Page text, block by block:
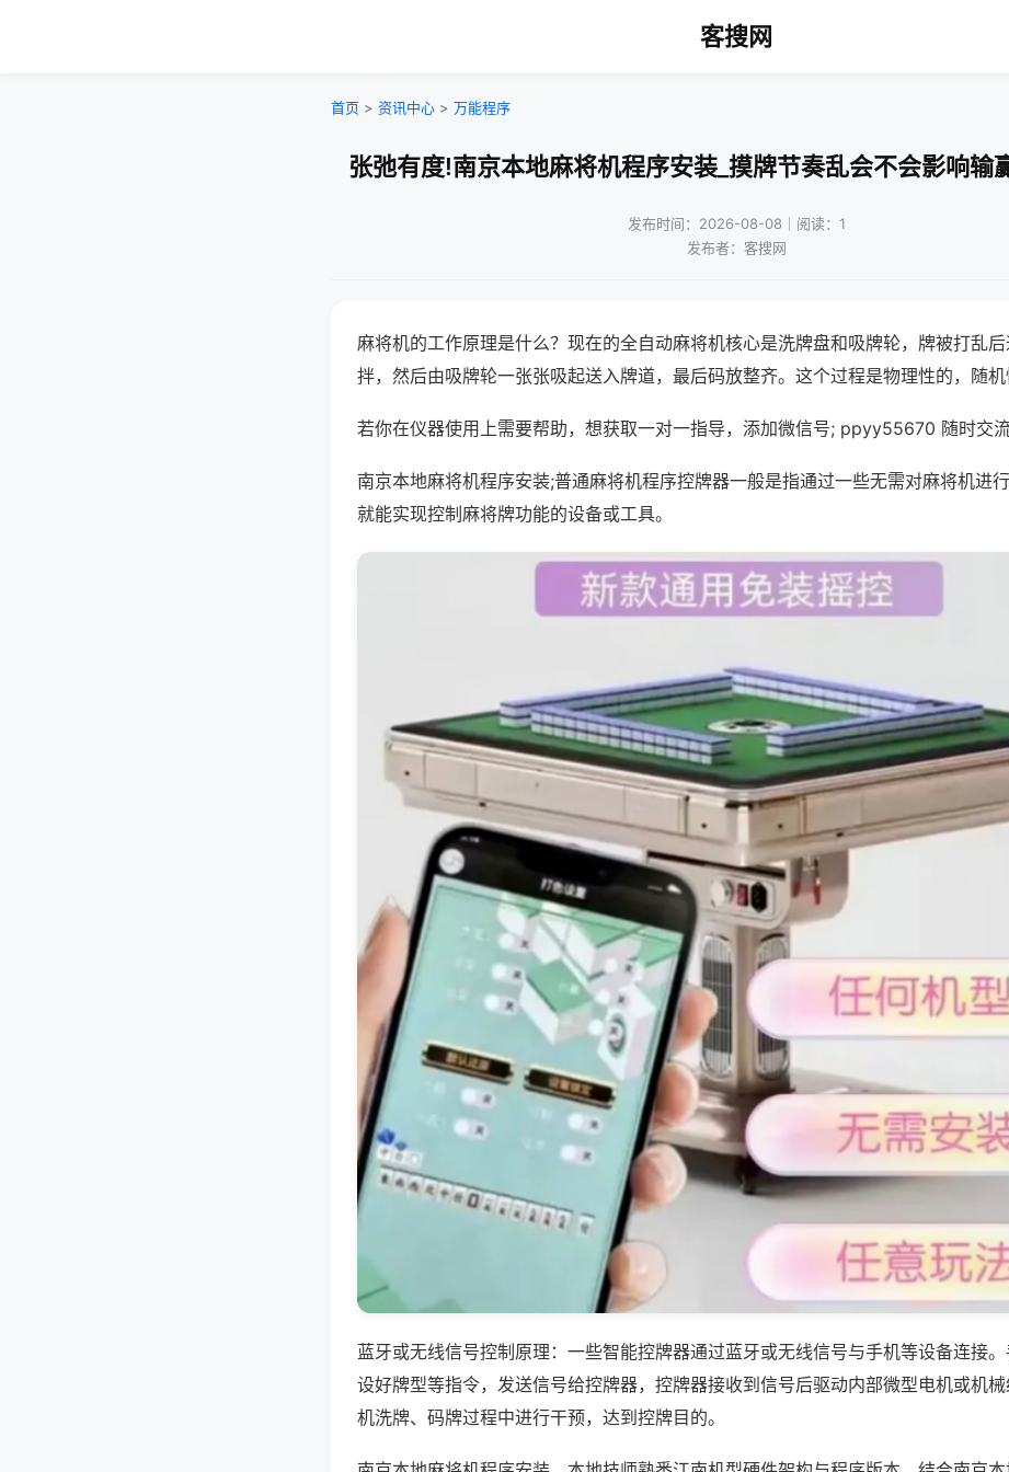
客搜网
首页 > 资讯中心 > 万能程序
张弛有度!南京本地麻将机程序安装_摸牌节奏乱会不会影响输
发布时间：2026-08-08｜阅读：1
发布者：客搜网
麻将机的工作原理是什么？现在的全自动麻将机核心是洗牌盘和吸牌轮，牌被打乱
拌，然后由吸牌轮一张张吸起送入牌道，最后码放整齐。这个过程是物理性的，随机
若你在仪器使用上需要帮助，想获取一对一指导，添加微信号; ppyy55670 随时交流
南京本地麻将机程序安装;普通麻将机程序控牌器一般是指通过一些无需对麻将机进
就能实现控制麻将牌功能的设备或工具。
蓝牙或无线信号控制原理：一些智能控牌器通过蓝牙或无线信号与手机等设备连接
设好牌型等指令，发送信号给控牌器，控牌器接收到信号后驱动内部微型电机或机
机洗牌、码牌过程中进行干预，达到控牌目的。